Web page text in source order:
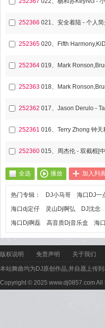
252366
252365
252364
252363
252362
252361
252360
全选 播放 加入列
热门专辑： DJ小马哥 海口DJ一
海口dj定仔
灵山Dj啊弘 DJ沈念
海口Dj啊磊
高音质Dj音乐盒 海
版权说明 免责声明 关于我们
本站舞曲均为DJ原创作品,并自愿上传
Copyright © 2025 www.dj0857.com All